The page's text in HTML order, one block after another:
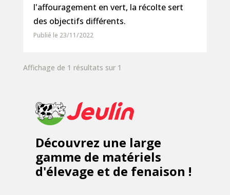
l'affouragement en vert, la récolte sert
des objectifs différents.
Publié le 23/11/2022
Affichage de 1 résultats sur 1
Découvrez une large
gamme de matériels
d'élevage et de fenaison !